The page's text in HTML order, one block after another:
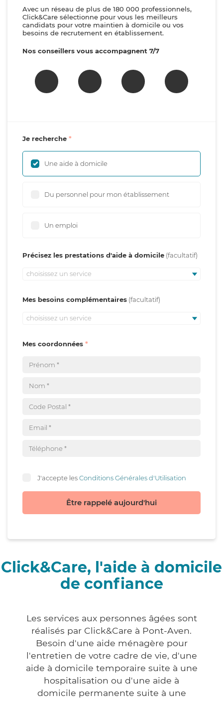
Avec un réseau de plus de 180 000 professionnels,
Click&Care sélectionne pour vous les meilleurs
candidats pour votre maintien à domicile ou vos
besoins de recrutement en établissement.
Nos conseillers vous accompagnent 7/7
Je recherche
Une aide à domicile
Du personnel pour mon établissement
Un emploi
Précisez les prestations d'aide à domicile
choisissez un service
Mes besoins complémentaires
choisissez un service
Mes coordonnées
J'accepte lesConditions Générales d'Utilisation
Être rappelé aujourd'hui
Click&Care, l'aide à domicile
de confiance
Les services aux personnes âgées sont
réalisés par Click&Care à Pont-Aven.
Besoin d'une aide ménagère pour
l'entretien de votre cadre de vie, d'une
aide à domicile temporaire suite à une
hospitalisation ou d'une aide à
domicile permanente suite à une